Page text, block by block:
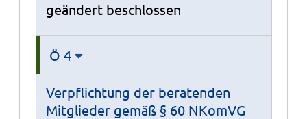
geändert beschlossen
Ö 4
Verpflichtung der beratenden
Mitglieder gemäß § 60 NKomVG